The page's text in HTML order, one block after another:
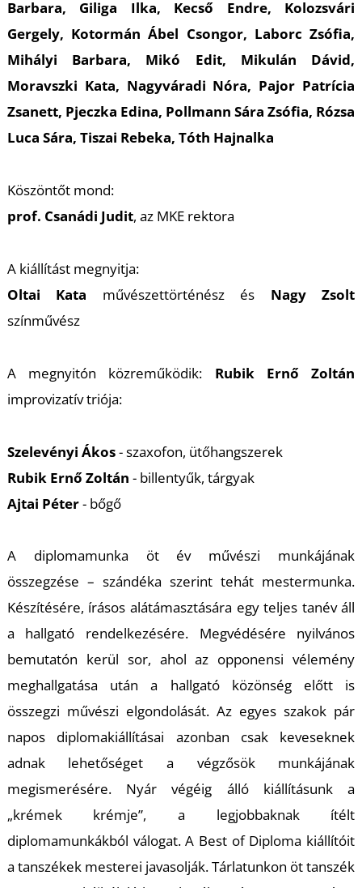
Barbara, Giliga Ilka, Kecső Endre, Kolozsvári
Gergely, Kotormán Ábel Csongor, Laborc Zsófia,
Mihályi Barbara, Mikó Edit, Mikulán Dávid,
Moravszki Kata, Nagyváradi Nóra, Pajor Patrícia
Zsanett, Pjeczka Edina, Pollmann Sára Zsófia, Rózsa
Luca Sára, Tiszai Rebeka, Tóth Hajnalka
Köszöntőt mond:
prof. Csanádi Judit, az MKE rektora
A kiállítást megnyitja:
Oltai Kata művészettörténész és Nagy Zsolt
színművész
A megnyitón közreműködik: Rubik Ernő Zoltán
improvizatív triója:
Szelevényi Ákos- szaxofon, ütőhangszerek
Rubik Ernő Zoltán - billentyűk, tárgyak
Ajtai Péter- bőgő
A diplomamunka öt év művészi munkájának
összegzése – szándéka szerint tehát mestermunka.
Készítésére, írásos alátámasztására egy teljes tanév áll
a hallgató rendelkezésére. Megvédésére nyilvános
bemutatón kerül sor, ahol az opponensi vélemény
meghallgatása után a hallgató közönség előtt is
összegzi művészi elgondolását. Az egyes szakok pár
napos diplomakiállításai azonban csak keveseknek
adnak lehetőséget a végzősök munkájának
megismerésére. Nyár végéig álló kiállításunk a
„krémek krémje”, a legjobbaknak ítélt
diplomamunkákból válogat. A Best of Diploma kiállítóit
a tanszékek mesterei javasolják. Tárlatunkon öt tanszék